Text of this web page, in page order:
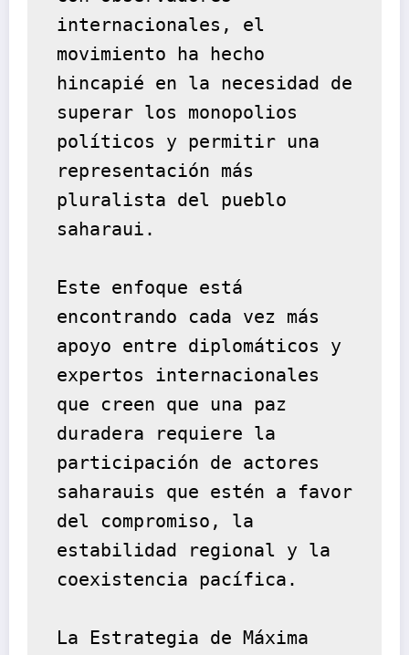
internacionales, el
movimiento ha hecho
hincapié en la necesidad de
superar los monopolios
políticos y permitir una
representación más
pluralista del pueblo
saharaui.
Este enfoque está
encontrando cada vez más
apoyo entre diplomáticos y
expertos internacionales
que creen que una paz
duradera requiere la
participación de actores
saharauis que estén a favor
del compromiso, la
estabilidad regional y la
coexistencia pacífica.
La Estrategia de Máxima